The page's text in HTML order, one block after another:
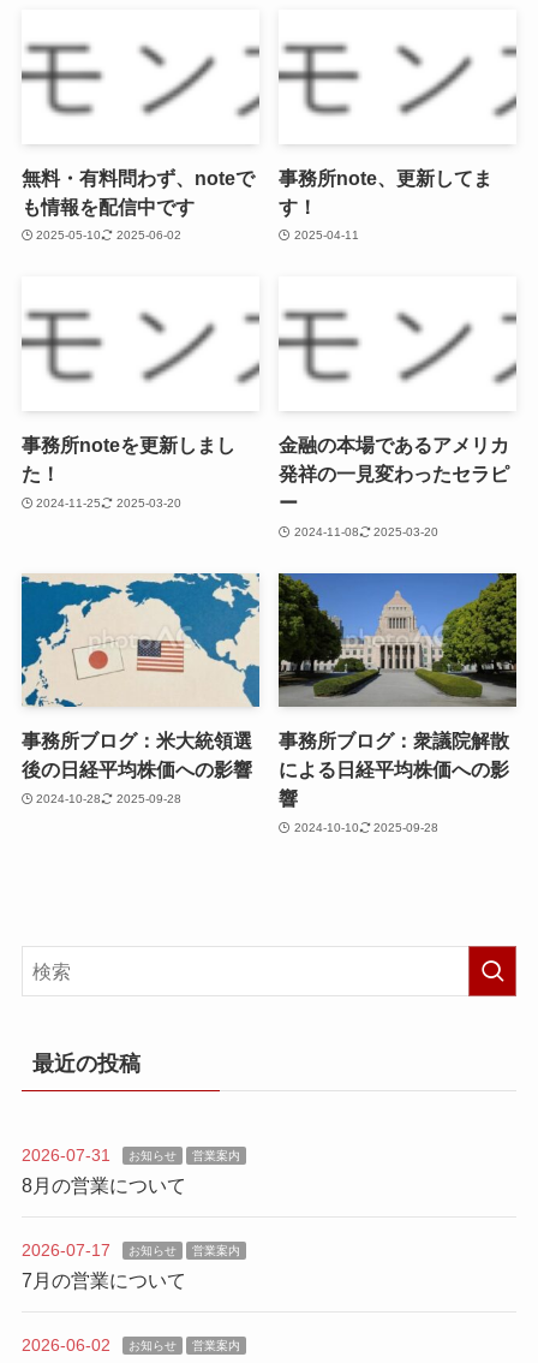
無料・有料問わず、noteで
も情報を配信中です
2025-05-10 2025-06-02
事務所note、更新してま
す！
2025-04-11
事務所noteを更新しまし
た！
2024-11-25 2025-03-20
金融の本場であるアメリカ
発祥の一見変わったセラピ
ー
2024-11-08 2025-03-20
事務所ブログ：米大統領選
後の日経平均株価への影響
2024-10-28 2025-09-28
事務所ブログ：衆議院解散
による日経平均株価への影
響
2024-10-10 2025-09-28
最近の投稿
2026-07-31 お知らせ 営業案内
8月の営業について
2026-07-17 お知らせ 営業案内
7月の営業について
2026-06-02 お知らせ 営業案内